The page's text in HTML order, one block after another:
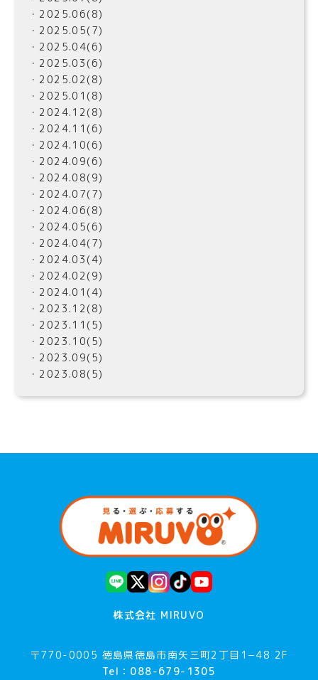
・2025.06(8)
・2025.05(7)
・2025.04(6)
・2025.03(6)
・2025.02(8)
・2025.01(8)
・2024.12(8)
・2024.11(6)
・2024.10(6)
・2024.09(6)
・2024.08(9)
・2024.07(7)
・2024.06(8)
・2024.05(6)
・2024.04(7)
・2024.03(4)
・2024.02(9)
・2024.01(4)
・2023.12(8)
・2023.11(5)
・2023.10(5)
・2023.09(5)
・2023.08(5)
株式会社 MIRUVO
〒770-0005 徳島県徳島市南矢三町2丁目1−48 2F
Tel：088-679-1305